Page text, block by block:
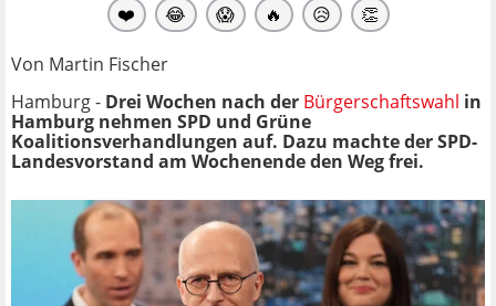
❤️ 😂 😱 🔥 😥 👏
Von Martin Fischer
Hamburg - Drei Wochen nach der Bürgerschaftswahl in
Hamburg nehmen SPD und Grüne
Koalitionsverhandlungen auf. Dazu machte der SPD-
Landesvorstand am Wochenende den Weg frei.